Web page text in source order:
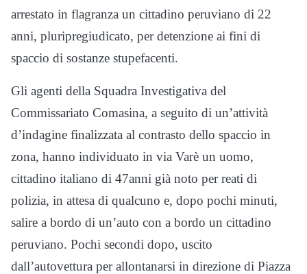
arrestato in flagranza un cittadino peruviano di 22
anni, pluripregiudicato, per detenzione ai fini di
spaccio di sostanze stupefacenti.
Gli agenti della Squadra Investigativa del
Commissariato Comasina, a seguito di un’attività
d’indagine finalizzata al contrasto dello spaccio in
zona, hanno individuato in via Varè un uomo,
cittadino italiano di 47anni già noto per reati di
polizia, in attesa di qualcuno e, dopo pochi minuti,
salire a bordo di un’auto con a bordo un cittadino
peruviano. Pochi secondi dopo, uscito
dall’autovettura per allontanarsi in direzione di Piazza